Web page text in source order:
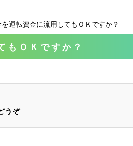
を運転資金に流用してもＯＫですか？
もＯＫですか？
うぞ